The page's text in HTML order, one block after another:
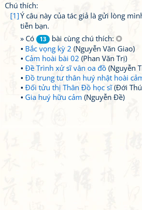
Chú thích:
[1]Ý câu này của tác giả là gửi lòng
tiễn bạn.
» Có
13
bài cùng chú thích:
Bắc vọng kỳ 2 (Nguyễn Văn Giao)
Cảm hoài bài 02 (Phan Văn Trị)
Đề Trình xử sĩ vân oa đồ (Nguyễn
Đồ trung tư thân huý nhật hoài
Đối tửu thị Thân Đồ học sĩ(Đới
Gia huý hữu cảm (Nguyễn Đề)